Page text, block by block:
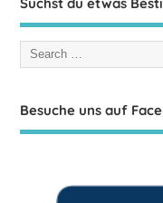
Suchst du etwas
Besuche uns auf